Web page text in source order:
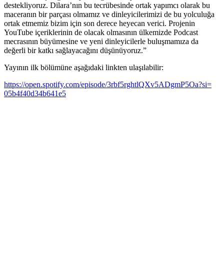
destekliyoruz. Dilara’nın bu tecrübesinde ortak yapımcı olarak bu
maceranın bir parçası olmamız ve dinleyicilerimizi de bu yolculuğa
ortak etmemiz bizim için son derece heyecan verici. Projenin
YouTube içeriklerinin de olacak olmasının ülkemizde Podcast
mecrasının büyümesine ve yeni dinleyicilerle buluşmamıza da
değerli bir katkı sağlayacağını düşünüyoruz.”
Yayının ilk bölümüne aşağıdaki linkten ulaşılabilir:
https://open.spotify.com/episode/3rbf5rghtlQXv5ADgmP5Oa?si=
05b4f40d34b641e5